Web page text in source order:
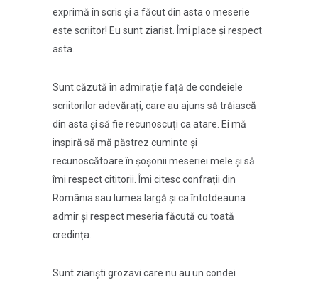
exprimă în scris și a făcut din asta o meserie
este scriitor! Eu sunt ziarist. Îmi place și respect
asta.
Sunt căzută în admirație față de condeiele
scriitorilor adevărați, care au ajuns să trăiască
din asta și să fie recunoscuți ca atare. Ei mă
inspiră să mă păstrez cuminte și
recunoscătoare în șoșonii meseriei mele și să
îmi respect cititorii. Îmi citesc confrații din
România sau lumea largă și ca întotdeauna
admir și respect meseria făcută cu toată
credința.
Sunt ziariști grozavi care nu au un condei